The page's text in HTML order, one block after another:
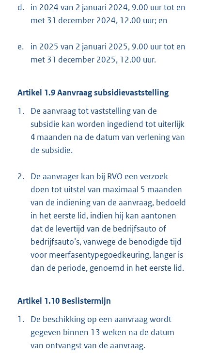
d.
in 2024 van 2 januari 2024, 9.00 uur tot en
met 31 december 2024, 12.00 uur; en
e.
in 2025 van 2 januari 2025, 9.00 uur tot en
met 31 december 2025, 12.00 uur.
Artikel 1.9 Aanvraag subsidievaststelling
1.
De aanvraag tot vaststelling van de
subsidie kan worden ingediend tot uiterlijk
4 maanden na de datum van verlening van
de subsidie.
2.
De aanvrager kan bij RVO een verzoek
doen tot uitstel van maximaal 5 maanden
van de indiening van de aanvraag, bedoeld
in het eerste lid, indien hij kan aantonen
dat de levertijd van de bedrijfsauto of
bedrijfsauto’s, vanwege de benodigde tijd
voor meerfasentypegoedkeuring, langer is
dan de periode, genoemd in het eerste lid.
Artikel 1.10 Beslistermijn
1.
De beschikking op een aanvraag wordt
gegeven binnen 13 weken na de datum
van ontvangst van de aanvraag.